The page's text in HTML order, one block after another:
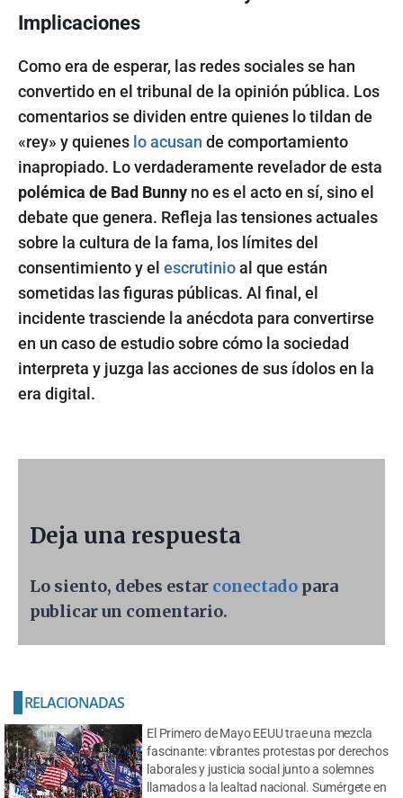
Implicaciones
Como era de esperar, las redes sociales se han
convertido en el tribunal de la opinión pública. Los
comentarios se dividen entre quienes lo tildan de
«rey» y quienes lo acusan de comportamiento
inapropiado. Lo verdaderamente revelador de esta
polémica de Bad Bunny no es el acto en sí, sino el
debate que genera. Refleja las tensiones actuales
sobre la cultura de la fama, los límites del
consentimiento y el escrutinioal que están
sometidas las figuras públicas. Al final, el
incidente trasciende la anécdota para convertirse
en un caso de estudio sobre cómo la sociedad
interpreta y juzga las acciones de sus ídolos en la
era digital.
Deja una respuesta
Lo siento, debes estar conectado para
publicar un comentario.
El Primero de Mayo EEUU trae una mezcla
fascinante: vibrantes protestas por derechos
laborales y justicia social junto a solemnes
llamados a la lealtad nacional. Sumérgete en
RELACIONADAS